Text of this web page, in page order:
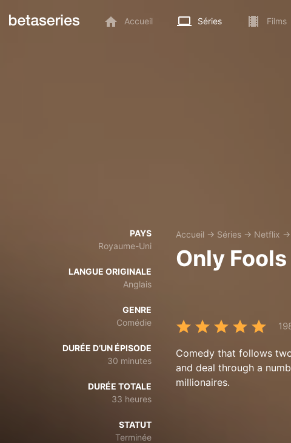
Accueil Séries Films
PAYS
Royaume-Uni
LANGUE ORIGINALE
Anglais
GENRE
Comédie
DURÉE D’UN ÉPISODE
30 minutes
DURÉE TOTALE
33 heures
STATUT
Terminée
Accueil → Séries → Netflix →
Only
Comedy that follows
and deal through a
millionaires.